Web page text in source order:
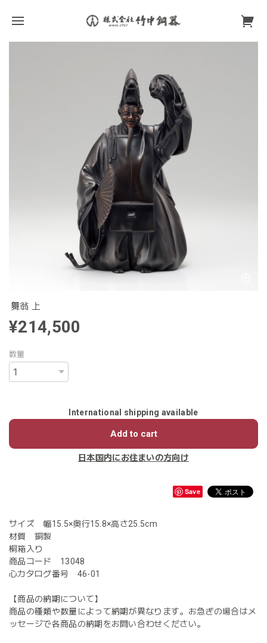
舞翁 上
¥214,500
数量
International shipping available
Add to cart
日本国内にお住まいの方向け
Save
サイズ 幅15.5×奥行15.8×高さ25.5cm
材質 銅製
桐箱入り
商品コード 13048
心カタログ番号 46-01
【商品の納期について】
商品の種類や数量によって納期が異なります。お急ぎの場合はメ
ッセージで各商品の納期をお問い合わせください。